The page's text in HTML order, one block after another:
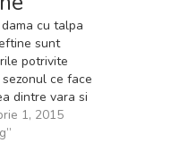
cu talpa
sunt
potrivite
ce face
dintre vara si
plimbare pe
printre
1, 2015